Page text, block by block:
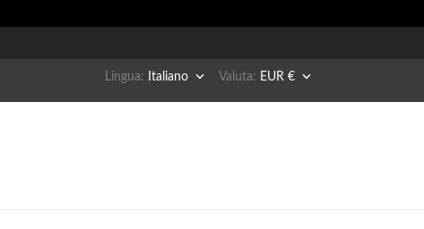
Lingua: Italiano  Valuta: EUR € 